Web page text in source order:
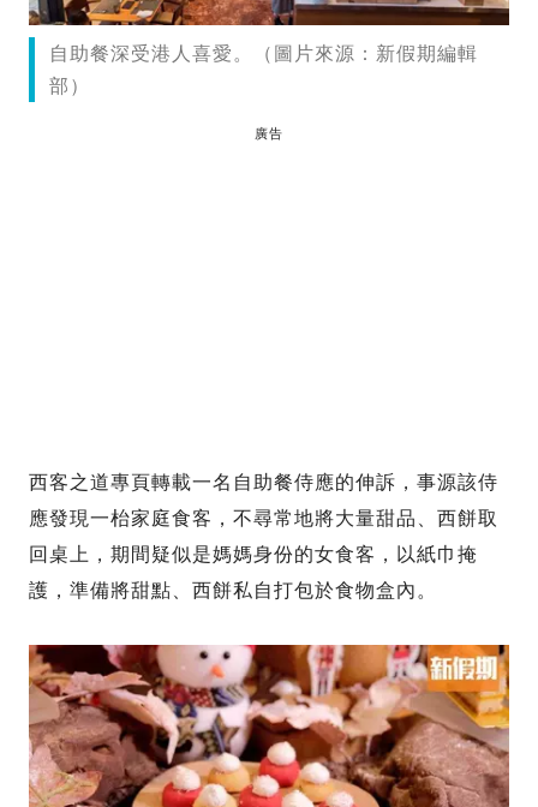
自助餐深受港人喜愛。（圖片來源：新假期編輯
部）
廣告
西客之道專頁轉載一名自助餐侍應的伸訴，事源該侍
應發現一枱家庭食客，不尋常地將大量甜品、西餅取
回桌上，期間疑似是媽媽身份的女食客，以紙巾掩
護，準備將甜點、西餅私自打包於食物盒內。